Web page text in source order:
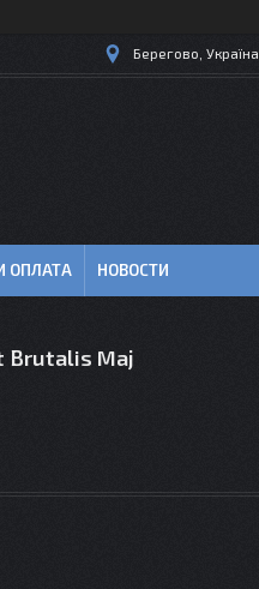
Берегово, Україна
ОПЛАТА НОВОСТИ
Brutalis Maj